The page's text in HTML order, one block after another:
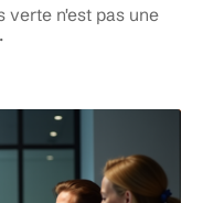
verte n'est pas une